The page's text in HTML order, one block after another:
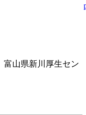
山県新川厚生セン